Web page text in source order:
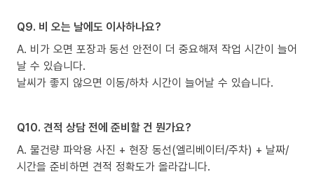
Q9. 비 오는 날에도 이사하나요?
A. 비가 오면 포장과 동선 안전이 더 중요해져 작업 시간이 늘어
날 수 있습니다.
날씨가 좋지 않으면 이동/하차 시간이 늘어날 수 있습니다.
Q10. 견적 상담 전에 준비할 건 뭔가요?
A. 물건량 파악용 사진 + 현장 동선(엘리베이터/주차) + 날짜/
시간을 준비하면 견적 정확도가 올라갑니다.